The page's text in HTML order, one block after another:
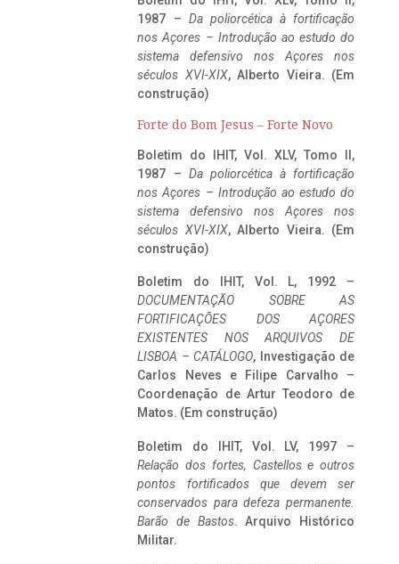
1987 – Da poliorcética à fortificação
nos Açores – Introdução ao estudo do
sistema defensivo nos Açores nos
séculos XVI-XIX, Alberto Vieira. (Em
construção)
Forte do Bom Jesus – Forte Novo
Boletim do IHIT, Vol. XLV, Tomo II,
1987 – Da poliorcética à fortificação
nos Açores – Introdução ao estudo do
sistema defensivo nos Açores nos
séculos XVI-XIX, Alberto Vieira. (Em
construção)
Boletim do IHIT, Vol. L, 1992 –
DOCUMENTAÇÃO SOBRE AS
FORTIFICAÇÕES DOS AÇORES
EXISTENTES NOS ARQUIVOS DE
LISBOA – CATÁLOGO, Investigação de
Carlos Neves e Filipe Carvalho –
Coordenação de Artur Teodoro de
Matos. (Em construção)
Boletim do IHIT, Vol. LV, 1997 –
Relação dos fortes, Castellos e outros
pontos fortificados que devem ser
conservados para defeza permanente.
Barão de Bastos. Arquivo Histórico
Militar.